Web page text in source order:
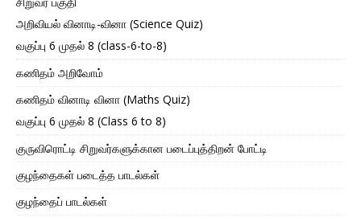
அறிவியல் வினாடி-வினா (Science Quiz)
வகுப்பு 6 முதல் 8 (class-6-to-8)
கணிதம் அறிவோம்
கணிதம் வினாடி வினா (Maths Quiz)
வகுப்பு 6 முதல் 8 (Class 6 to 8)
குருவிரொட்டி சிறுவர்களுக்கான படைப்புத்திறன் போட்டி
குழந்தைகள் படைத்த பாடல்கள்
குழந்தைப் பாடல்கள்